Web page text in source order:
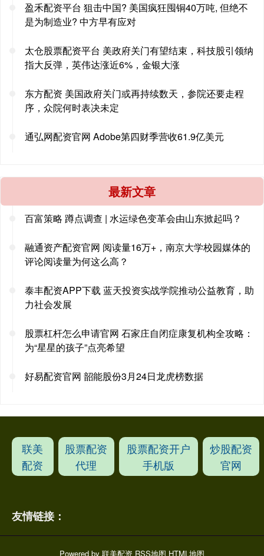
盈禾配资平台 狙击中国? 美国疯狂囤铜40万吨, 但绝不
是为制造业? 中方早有应对
太仓股票配资平台 美政府关门有望结束，科技股引领纳
指大反弹，英伟达涨近6%，金银大涨
东方配资 美国政府关门或再持续数天，参院还要走程
序，众院何时表决未定
通弘网配资官网 Adobe第四财季营收61.9亿美元
最新文章
百富策略 蹲点调查 | 水运绿色变革会由山东掀起吗？
融通资产配资官网 阅读量16万+，南京大学校园媒体的
评论阅读量为何这么高？
泰丰配资APP下载 蓝天投资实战学院推动公益教育，助
力社会发展
股票杠杆怎么申请官网 石家庄自闭症康复机构全攻略：
为“星星的孩子”点亮希望
好易配资官网 韶能股份3月24日龙虎榜数据
联美
配资
股票配资
代理
股票配资开户
手机版
炒股配资
官网
友情链接：
Powered by 联美配资 RSS地图 HTML地图